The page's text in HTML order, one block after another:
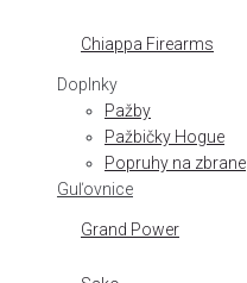
Chiappa Firearms
Doplnky
Pažby
Pažbičky Hogue
Popruhy na zbrane
Guľovnice
Grand Power